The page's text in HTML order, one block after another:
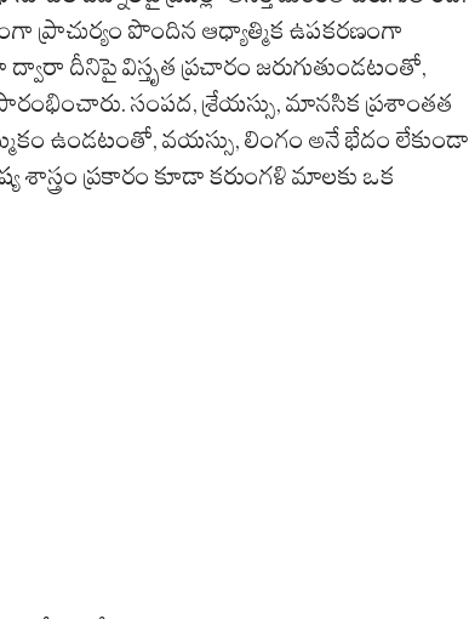
ప్రాచుర్యం పొందిన ఆధ్యాత్మిక ఉపకరణంగా
దీనిపై విస్తృత ప్రచారం జరుగుతుండటంతో,
సంపద, శ్రేయస్సు, మానసిక ప్రశాంతత
ఉండటంతో, వయస్సు, లింగం అనే భేదం లేకుండా
ప్రకారం కూడా కరుంగళి మాలకు ఒక